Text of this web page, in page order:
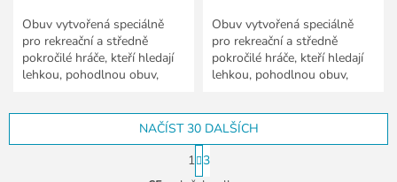
Obuv vytvořená speciálně
pro rekreační a středně
pokročilé hráče, kteří hledají
lehkou, pohodlnou obuv,
Obuv vytvořená speciálně
pro rekreační a středně
pokročilé hráče, kteří hledají
lehkou, pohodlnou obuv,
lehké...
O
NAČÍST 30 DALŠÍCH
S
t
1 3